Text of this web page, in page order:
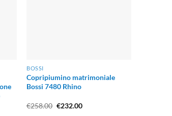
BOSSI
Copripiumino matrimoniale
Bossi 7480 Rhino
€258.00 Il
€232.00Il